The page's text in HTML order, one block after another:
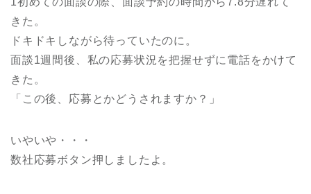
きた。
ドキドキしながら待っていたのに。
面談1週間後、私の応募状況を把握せずに電話をかけて
きた。
「この後、応募とかどうされますか？」
いやいや・・・
数社応募ボタン押しましたよ。